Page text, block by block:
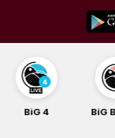
content
BiG 4 BiG